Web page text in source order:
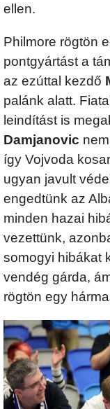
ellen.
Philmore rögtön
pontgyártást a
az ezúttal kezdő
palánk alatt.
leindítást is
Damjanovic
így Vojvoda
ugyan javult
engedtünk az
minden hazai
vezettünk,
somogyi hibákat
vendég gárda,
rögtön egy